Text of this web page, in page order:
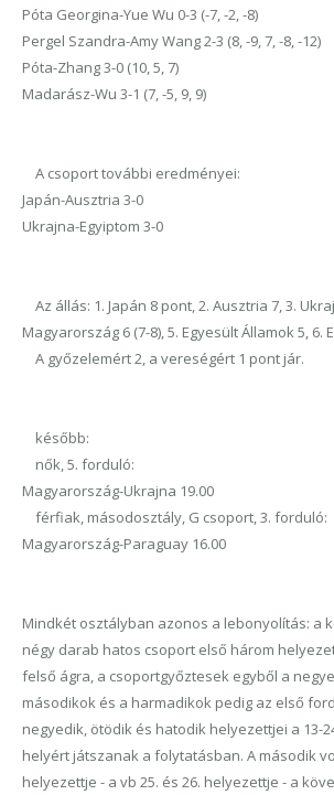
Póta Georgina-Yue Wu 0-3 (-7, -2, -8)
Pergel Szandra-Amy Wang 2-3 (8, -9, 7, -8, -12)
Póta-Zhang 3-0 (10, 5, 7)
Madarász-Wu 3-1 (7, -5, 9, 9)
A csoport további eredményei:
Japán-Ausztria 3-0
Ukrajna-Egyiptom 3-0
Az állás: 1. Japán 8 pont, 2. Ausztria 7, 3.
Magyarország 6 (7-8), 5. Egyesült Államok 5, 6.
A győzelemért 2, a vereségért 1 pont jár.
később:
nők, 5. forduló:
Magyarország-Ukrajna 19.00
férfiak, másodosztály, G csoport, 3. forduló:
Magyarország-Paraguay 16.00
Mindkét osztályban azonos a lebonyolítás: a
négy darab hatos csoport első három
felső ágra, a csoportgyőztesek egyből a
másodikok és a harmadikok pedig az első
negyedik, ötödik és hatodik helyezettjei a 13-
helyért játszanak a folytatásban. A második
helyezettje - a vb 25. és 26. helyezettje - a